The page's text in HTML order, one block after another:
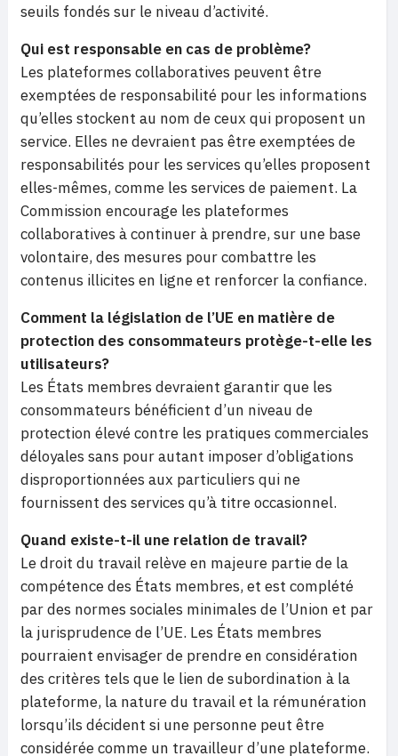
seuils fondés sur le niveau d’activité.
Qui est responsable en cas de problème?
Les plateformes collaboratives peuvent être
exemptées de responsabilité pour les informations
qu’elles stockent au nom de ceux qui proposent un
service. Elles ne devraient pas être exemptées de
responsabilités pour les services qu’elles proposent
elles-mêmes, comme les services de paiement. La
Commission encourage les plateformes
collaboratives à continuer à prendre, sur une base
volontaire, des mesures pour combattre les
contenus illicites en ligne et renforcer la confiance.
Comment la législation de l’UE en matière de
protection des consommateurs protège-t-elle les
utilisateurs?
Les États membres devraient garantir que les
consommateurs bénéficient d’un niveau de
protection élevé contre les pratiques commerciales
déloyales sans pour autant imposer d’obligations
disproportionnées aux particuliers qui ne
fournissent des services qu’à titre occasionnel.
Quand existe-t-il une relation de travail?
Le droit du travail relève en majeure partie de la
compétence des États membres, et est complété
par des normes sociales minimales de l’Union et par
la jurisprudence de l’UE. Les États membres
pourraient envisager de prendre en considération
des critères tels que le lien de subordination à la
plateforme, la nature du travail et la rémunération
lorsqu’ils décident si une personne peut être
considérée comme un travailleur d’une plateforme.